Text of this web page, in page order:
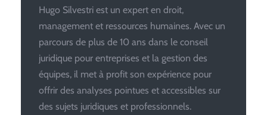
Hugo Silvestri est un expert en droit,
management et ressources humaines. Avec un
parcours de plus de 10 ans dans le conseil
juridique pour entreprises et la gestion des
équipes, il met à profit son expérience pour
offrir des analyses pointues et accessibles sur
des sujets juridiques et professionnels.